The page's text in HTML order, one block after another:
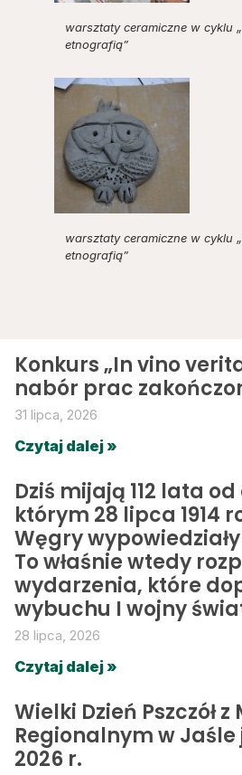
warsztaty ceramiczne w cyklu
etnografią”
warsztaty ceramiczne w cyklu
etnografią”
Konkurs „In vino
nabór prac
31 lipca, 2026
Czytaj dalej »
Dziś mijają 112 lata
którym 28 lipca 1914
Węgry
To właśnie wtedy
wydarzenia, które
wybuchu I wojny
28 lipca, 2026
Czytaj dalej »
Wielki Dzień Pszczół
Regionalnym w Jaśle
2026 r.